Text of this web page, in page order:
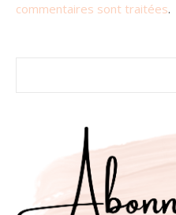
commentaires sont traitées.